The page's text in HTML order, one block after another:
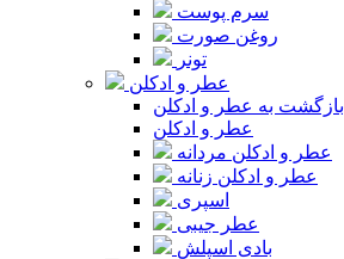
سرم پوست
روغن صورت
تونر
عطر و ادکلن
بازگشت به عطر و ادکلن
عطر و ادکلن
عطر و ادکلن مردانه
عطر و ادکلن زنانه
اسپری
عطر جیبی
بادی اسپلش